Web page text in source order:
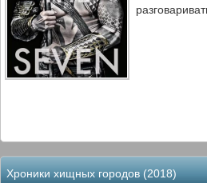
Хроники хищных городов (2018)